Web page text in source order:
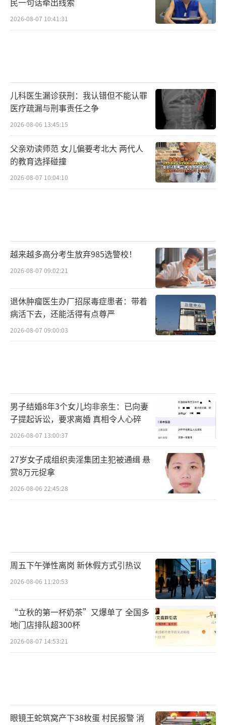
2026-08-07 10:41:31
儿科医生漏诊获刑：我认错但不能认罪
医疗疏漏与刑事责任之争
2026-08-06 13:45:15
父亲劝读师范 女儿偏要考北大 两代人
的教育选择碰撞
2026-08-07 10:04:10
越来越多高分考生放弃985选警校！
2026-08-07 09:02:21
退休肿瘤医生办厂招尿毒症患者：带着
病活下去，还能活得有点尊严
2026-08-07 09:00:03
男子结婚8年3个女儿均非亲生：已向妻
子提起诉讼，要求离婚 真相令人心碎
2026-08-07 13:00:37
27岁女子成组织卖淫集团主犯被通缉 悬
赏8万元捉拿
2026-08-06 22:45:28
周五下午弹性离岗 新休假方式引热议
2026-08-06 11:20:53
“立秋的第一杯奶茶”又爆单了 全国多
地门店排队超300杯
2026-08-07 14:53:21
眼镜王蛇筑窝产下38枚蛋 村民报警 消